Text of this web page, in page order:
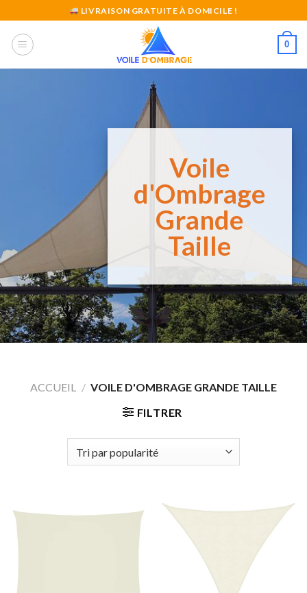
to
content
LIVRAISON GRATUITE À DOMICILE !
0
Voile
d'Ombrage
Grande
Taille
ACCUEIL / VOILE D'OMBRAGE GRANDE TAILLE
FILTRER